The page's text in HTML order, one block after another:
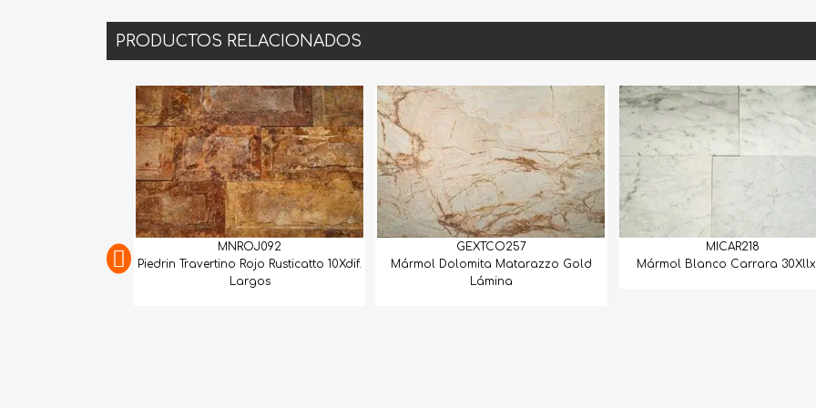
PRODUCTOS RELACIONADOS
MNROJ092
Travertino Rojo Rusticatto 10Xdif.
Mármol Dolomita Matarazzo Gold
Mármol Blanco Carrara 30Xllx1.5
Mármol Calacata